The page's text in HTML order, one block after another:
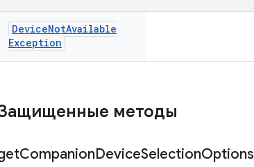
DeviceNotAvailable
Exception
методы
CompanionDeviceSelectionOptions